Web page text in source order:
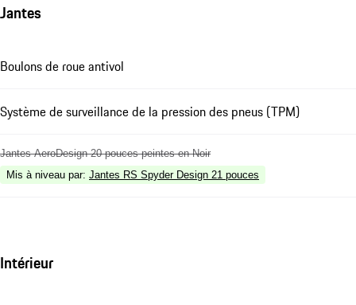
Jantes
Boulons de roue antivol
Système de surveillance de la pression des pneus (TPM)
Jantes AeroDesign 20 pouces peintes en Noir
Mis à niveau par: Jantes RS Spyder Design 21 pouces
Intérieur